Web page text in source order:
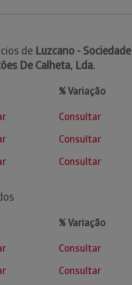
de Luzcano - Sociedade
De Calheta, Lda.
% Variação
Consultar
Consultar
Consultar
% Variação
Consultar
Consultar